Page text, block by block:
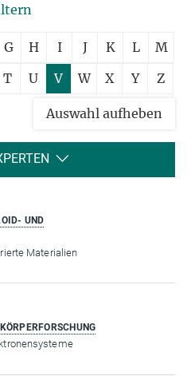
G H I J K L
M
T U V W X Y Z
Auswahl aufheben
UND
Materialien